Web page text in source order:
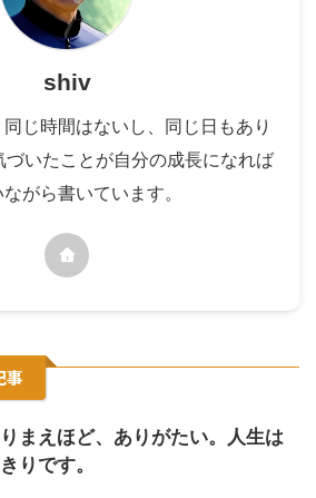
shiv
じ時間はないし、同じ日もあり
づいたことが自分の成長になれば
がら書いています。
事
まえほど、ありがたい。人生は
りです。